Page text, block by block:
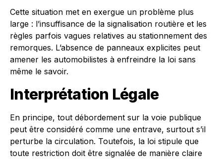
Cette situation met en exergue un problème plus
large : l’insuffisance de la signalisation routière et les
règles parfois vagues relatives au stationnement des
remorques. L’absence de panneaux explicites peut
amener les automobilistes à enfreindre la loi sans
même le savoir.
Interprétation Légale
En principe, tout débordement sur la voie publique
peut être considéré comme une entrave, surtout s’il
perturbe la circulation. Toutefois, la loi stipule que
toute restriction doit être signalée de manière claire